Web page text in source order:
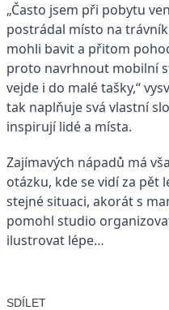
„Často jsem při pobytu
postrádal místo na
mohli bavit a přitom
proto navrhnout mobilní
vejde i do malé tašky,“
tak naplňuje svá vlastní
inspirují lidé a místa.
Zajímavých nápadů má
otázku, kde se vidí za pět
stejné situaci, akorát s
pomohl studio
ilustrovat lépe…
SDÍLET